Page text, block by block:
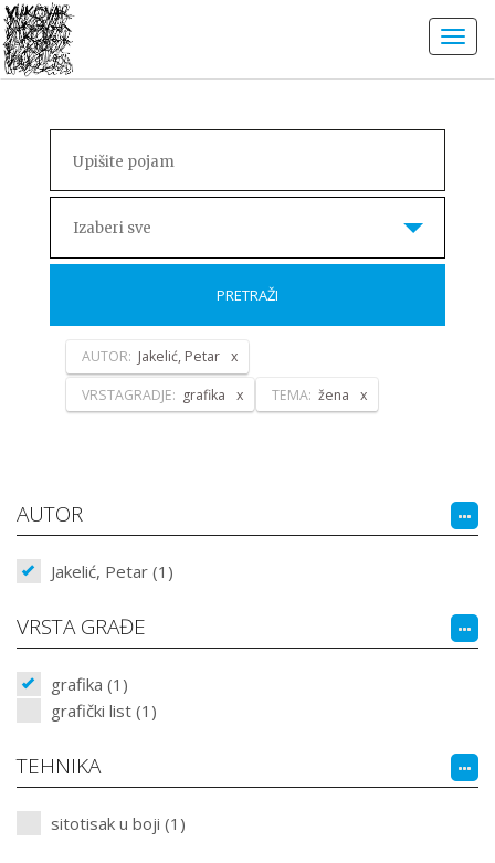
Izaberi sve
PRETRAŽI
AUTOR: Jakelić, Petar
VRSTAGRADJE: grafika TEMA: žena
AUTOR
Jakelić, Petar (1)
VRSTA GRAĐE
grafika (1)
grafički list (1)
TEHNIKA
sitotisak u boji (1)